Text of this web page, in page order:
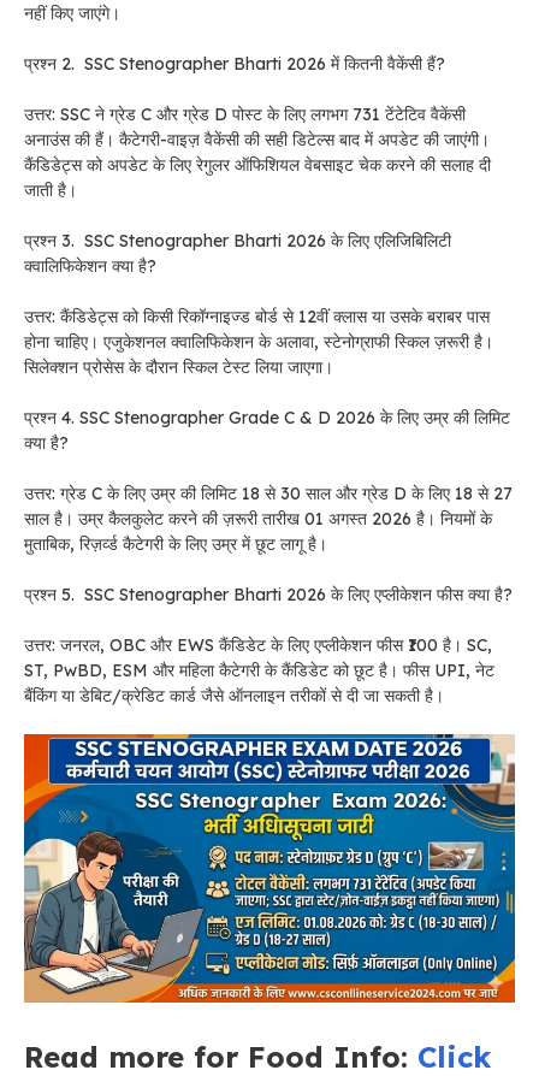
नहीं किए जाएंगे।
प्रश्न 2. SSC Stenographer Bharti 2026 में कितनी वैकेंसी हैं?
उत्तर: SSC ने ग्रेड C और ग्रेड D पोस्ट के लिए लगभग 731 टेंटेटिव वैकेंसी
अनाउंस की हैं। कैटेगरी-वाइज़ वैकेंसी की सही डिटेल्स बाद में अपडेट की जाएंगी।
कैंडिडेट्स को अपडेट के लिए रेगुलर ऑफिशियल वेबसाइट चेक करने की सलाह दी
जाती है।
प्रश्न 3. SSC Stenographer Bharti 2026 के लिए एलिजिबिलिटी
क्वालिफिकेशन क्या है?
उत्तर: कैंडिडेट्स को किसी रिकॉग्नाइज्ड बोर्ड से 12वीं क्लास या उसके बराबर पास
होना चाहिए। एजुकेशनल क्वालिफिकेशन के अलावा, स्टेनोग्राफी स्किल ज़रूरी है।
सिलेक्शन प्रोसेस के दौरान स्किल टेस्ट लिया जाएगा।
प्रश्न 4. SSC Stenographer Grade C & D 2026 के लिए उम्र की लिमिट
क्या है?
उत्तर: ग्रेड C के लिए उम्र की लिमिट 18 से 30 साल और ग्रेड D के लिए 18 से 27
साल है। उम्र कैलकुलेट करने की ज़रूरी तारीख 01 अगस्त 2026 है। नियमों के
मुताबिक, रिज़र्व्ड कैटेगरी के लिए उम्र में छूट लागू है।
प्रश्न 5. SSC Stenographer Bharti 2026 के लिए एप्लीकेशन फीस क्या है?
उत्तर: जनरल, OBC और EWS कैंडिडेट के लिए एप्लीकेशन फीस ₹100 है। SC,
ST, PwBD, ESM और महिला कैटेगरी के कैंडिडेट को छूट है। फीस UPI, नेट
बैंकिंग या डेबिट/क्रेडिट कार्ड जैसे ऑनलाइन तरीकों से दी जा सकती है।
Read more for Food Info: Click